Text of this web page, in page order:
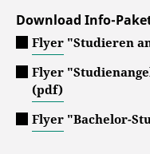
Download Info-
Flyer "Studieren
Flyer
(pdf)
Flyer "Bachelor-